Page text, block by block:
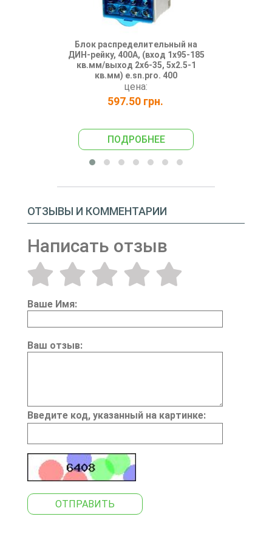
Блок распределительный на
ДИН-рейку, 400А, (вход 1х95-185
кв.мм/выход 2х6-35, 5х2.5-1
кв.мм) e.sn.pro. 400
цена:
597.50 грн.
ПОДРОБНЕЕ
ОТЗЫВЫ И КОММЕНТАРИИ
Написать отзыв
Ваше Имя:
Ваш отзыв:
Введите код, указанный на картинке:
ОТПРАВИТЬ